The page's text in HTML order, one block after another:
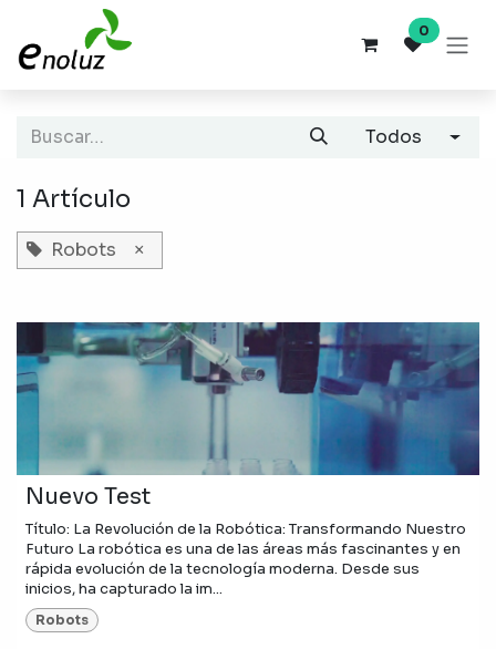
Ir al contenido
0
Todos
1 Artículo
Robots ×
Nuevo Test
Título: La Revolución de la Robótica: Transformando Nuestro
Futuro La robótica es una de las áreas más fascinantes y en
rápida evolución de la tecnología moderna. Desde sus
inicios, ha capturado la im...
Robots